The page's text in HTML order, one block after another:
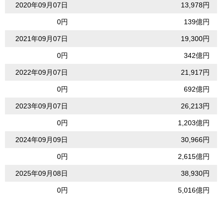
2020年09月07日 13,978円
0円 139億円
2021年09月07日 19,300円
0円 342億円
2022年09月07日 21,917円
0円 692億円
2023年09月07日 26,213円
0円 1,203億円
2024年09月09日 30,966円
0円 2,615億円
2025年09月08日 38,930円
0円 5,016億円